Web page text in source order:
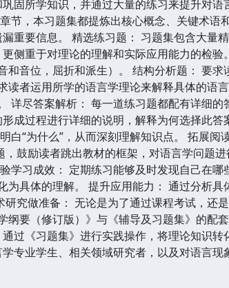
固所学知识，并通过大量的练习来提升对语
节，本习题集都提炼出核心概念、关键术语
重要信息。 精选练习题： 习题集包含大量
侧重于对理论的理解和实际应用能力的检验
音位，屈折和派生）。 结构分析题： 要求
读者运用所学的语言学理论来解释具体的语
详尽答案解析： 每一道练习题都配有详细的
成过程进行详细的说明，解释为何选择此答
白“为什么”，从而深刻理解知识点。 拓展阅
鼓励读者跳出教材的框架，对语言学问题进
学习成效： 定期练习能够及时发现自己在哪
为具体的理解。 提升应用能力： 通过分析具
究做准备： 无论是为了通过课程考试，还
要（修订版）》与《辅导及习题集》的配
过《习题集》进行实践操作，将理论知识转
专业学生、相关领域研究者，以及对语言现